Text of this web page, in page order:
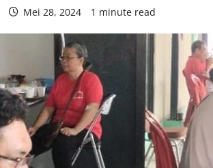
Mei 28, 2024 1 minute read